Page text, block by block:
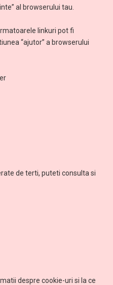
al browserului tau.
linkuri pot fi
“ajutor” a browserului
de terti, puteti consulta si
despre cookie-uri si la ce